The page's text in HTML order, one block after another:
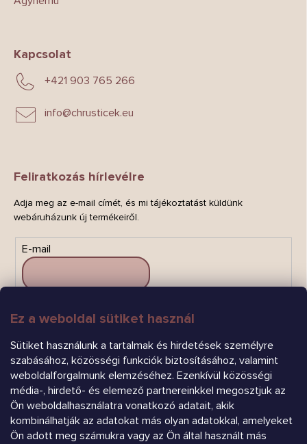
Ez a weboldal sütiket használ
Sütiket használunk a tartalmak és hirdetések személyre
szabásához, közösségi funkciók biztosításához, valamint
weboldalforgalmunk elemzéséhez. Ezenkívül közösségi
média-, hirdető- és elemező partnereinkkel megosztjuk az
Ön weboldalhasználatra vonatkozó adatait, akik
kombinálhatják az adatokat más olyan adatokkal, amelyeket
Ön adott meg számukra vagy az Ön által használt más
Kapcsolat
info@chrusticek.eu
+421 903 765 266
Feliratkozás hírlevélre
Adja meg az e-mail címét, és mi tájékoztatást küldünk
webáruházunk új termékeiről.
E-mail
FELIRATKOZÁS
Árukereső.hu